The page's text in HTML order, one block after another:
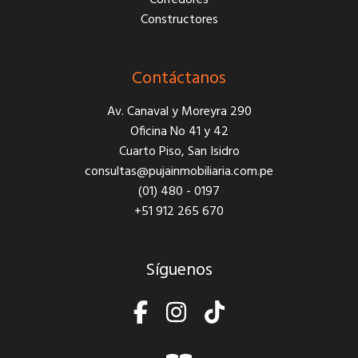
Constructores
Contáctanos
Av. Canaval y Moreyra 290
Oficina No 41 y 42
Cuarto Piso, San Isidro
consultas@pujainmobiliaria.com.pe
(01) 480 - 0197
+51 912 265 670
Síguenos